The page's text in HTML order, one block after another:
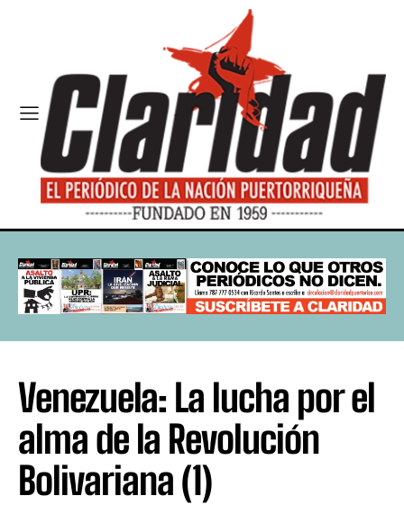
Venezuela: La lucha por el
alma de la Revolución
Bolivariana (1)